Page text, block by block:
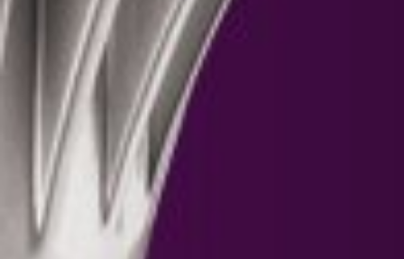
Posicionamiento
Campañas publicitarias
Packaging
Merchandising
Marketing digital